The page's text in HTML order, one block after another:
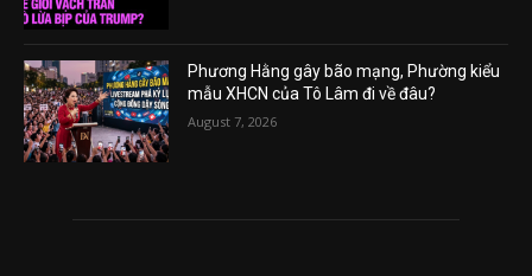
Phương Hằng gây bão mạng, Phường kiểu
mẫu XHCN của Tô Lâm đi về đâu?
August 7, 2026